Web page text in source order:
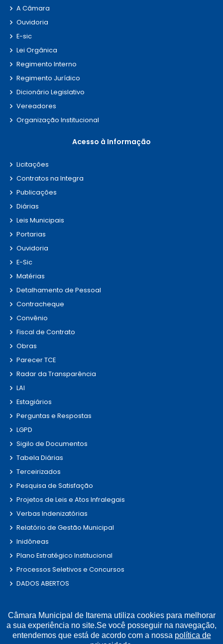
A Câmara
Ouvidoria
E-sic
Lei Orgânica
Regimento Interno
Regimento Jurídico
Dicionário Legislativo
Vereadores
Organização Institucional
Acesso à Informação
Licitações
Contratos na Integra
Publicações
Diárias
Leis Municipais
Portarias
Ouvidoria
E-Sic
Matérias
Detalhamento de Pessoal
Contracheque
Convênio
Fiscal de Contrato
Obras
Parecer TCE
Radar da Transparência
LAI
Estagiários
Perguntas e Respostas
LGPD
Sigilo de Documentos
Tabela Diárias
Terceirizados
Pesquisa de Satisfação
Projetos de Leis e Atos Infralegais
Verbas Indenizatórias
Relatório de Gestão Municipal
Inidôneas
Plano Estratégico Institucional
Processos Seletivos e Concursos
DADOS ABERTOS
Municípios Licitações
Câmara Municipal de Itarema utiliza cookies para melhorar
a sua experiência no site.Se você posseguir na navegação,
entendemos que está de acordo com a nossa política de